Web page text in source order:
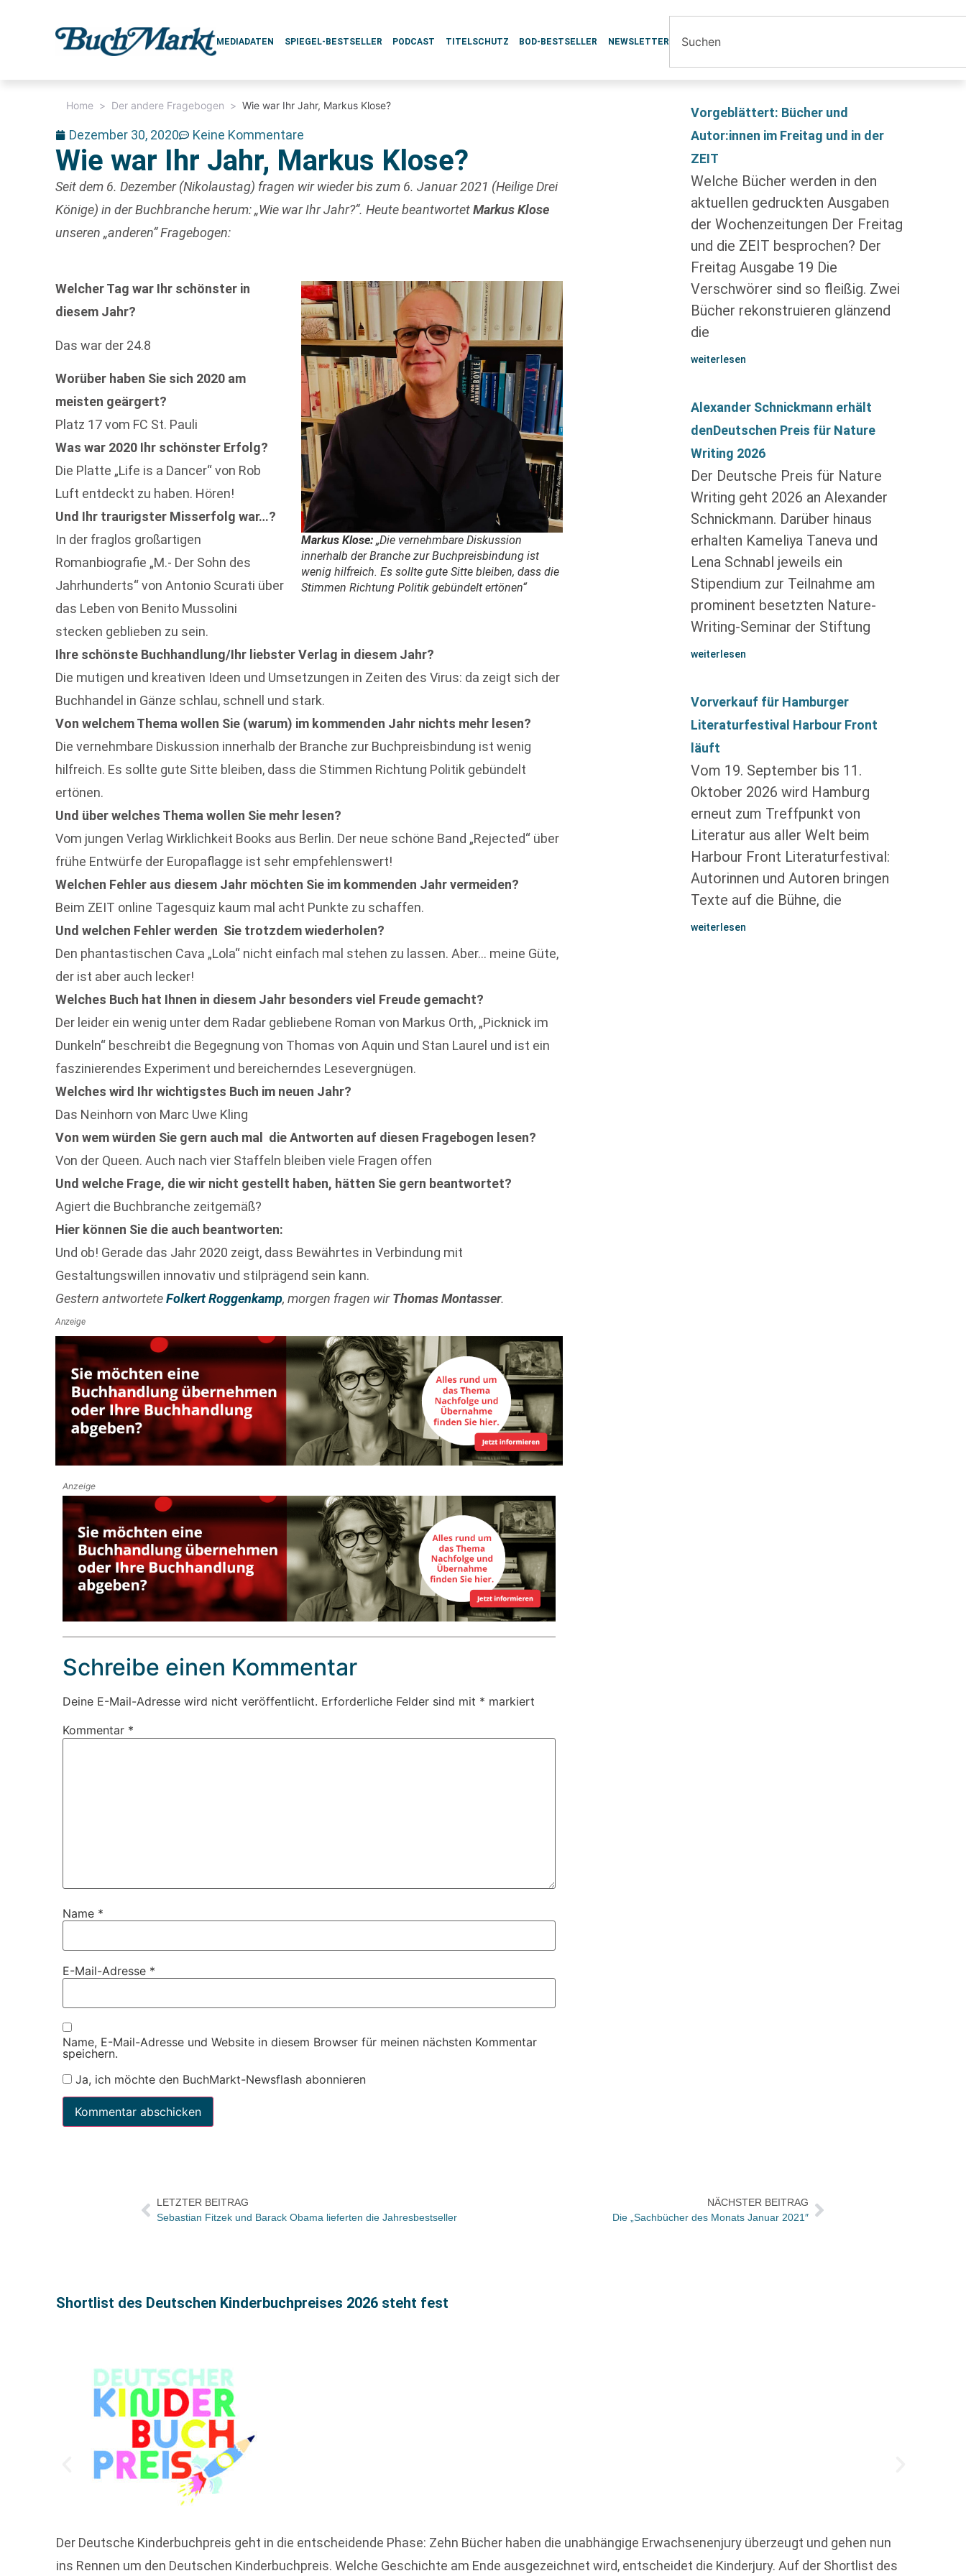
MEDIADATEN SPIEGEL-BESTSELLER PODCAST TITELSCHUTZ BOD-BESTSELLER NEWSLETTER
Home > Der andere Fragebogen > Wie war Ihr Jahr, Markus Klose?
Dezember 30, 2020 Keine Kommentare
Wie war Ihr Jahr, Markus Klose?
Seit dem 6. Dezember (Nikolaustag) fragen wir wieder bis zum 6. Januar 2021 (Heilige Drei
Könige) in der Buchbranche herum: „Wie war Ihr Jahr?“. Heute beantwortetMarkus Klose
unseren „anderen“ Fragebogen:
Markus Klose:„Die vernehmbare Diskussion
innerhalb der Branche zur Buchpreisbindung ist
wenig hilfreich. Es sollte gute Sitte bleiben, dass die
Stimmen Richtung Politik gebündelt ertönen“
Welcher Tag war Ihr schönster in
diesem Jahr?
Das war der 24.8
Worüber haben Sie sich 2020 am
meisten geärgert?
Platz 17 vom FC St. Pauli
Was war 2020 Ihr schönster Erfolg?
Die Platte „Life is a Dancer“ von Rob
Luft entdeckt zu haben. Hören!
Und Ihr traurigster Misserfolg war…?
In der fraglos großartigen
Romanbiografie „M.- Der Sohn des
Jahrhunderts“ von Antonio Scurati über
das Leben von Benito Mussolini
stecken geblieben zu sein.
Ihre schönste Buchhandlung/Ihr liebster Verlag in diesem Jahr?
Die mutigen und kreativen Ideen und Umsetzungen in Zeiten des Virus: da zeigt sich der
Buchhandel in Gänze schlau, schnell und stark.
Von welchem Thema wollen Sie (warum) im kommenden Jahr nichts mehr lesen?
Die vernehmbare Diskussion innerhalb der Branche zur Buchpreisbindung ist wenig
hilfreich. Es sollte gute Sitte bleiben, dass die Stimmen Richtung Politik gebündelt
ertönen.
Und über welches Thema wollen Sie mehr lesen?
Vom jungen Verlag Wirklichkeit Books aus Berlin. Der neue schöne Band „Rejected“ über
frühe Entwürfe der Europaflagge ist sehr empfehlenswert!
Welchen Fehler aus diesem Jahr möchten Sie im kommenden Jahr vermeiden?
Beim ZEIT online Tagesquiz kaum mal acht Punkte zu schaffen.
Und welchen Fehler werden Sie trotzdem wiederholen?
Den phantastischen Cava „Lola“ nicht einfach mal stehen zu lassen. Aber… meine Güte,
der ist aber auch lecker!
Welches Buch hat Ihnen in diesem Jahr besonders viel Freude gemacht?
Der leider ein wenig unter dem Radar gebliebene Roman von Markus Orth, „Picknick im
Dunkeln“ beschreibt die Begegnung von Thomas von Aquin und Stan Laurel und ist ein
faszinierendes Experiment und bereicherndes Lesevergnügen.
Welches wird Ihr wichtigstes Buch im neuen Jahr?
Das Neinhorn von Marc Uwe Kling
Von wem würden Sie gern auch mal die Antworten auf diesen Fragebogen lesen?
Von der Queen. Auch nach vier Staffeln bleiben viele Fragen offen
Und welche Frage, die wir nicht gestellt haben, hätten Sie gern beantwortet?
Agiert die Buchbranche zeitgemäß?
Hier können Sie die auch beantworten:
Und ob! Gerade das Jahr 2020 zeigt, dass Bewährtes in Verbindung mit
Gestaltungswillen innovativ und stilprägend sein kann.
Gestern antworteteFolkert Roggenkamp, morgen fragen wirThomas Montasser.
Anzeige
Anzeige
Schreibe einen Kommentar
Deine E-Mail-Adresse wird nicht veröffentlicht. Erforderliche Felder sind mit * markiert
Kommentar *
Name *
E-Mail-Adresse *
Name, E-Mail-Adresse und Website in diesem Browser für meinen nächsten Kommentar
speichern.
Ja, ich möchte den BuchMarkt-Newsflash abonnieren
Vorgeblättert: Bücher und
Autor:innen im Freitag und in der
ZEIT
Welche Bücher werden in den
aktuellen gedruckten Ausgaben
der Wochenzeitungen Der Freitag
und die ZEIT besprochen? Der
Freitag Ausgabe 19 Die
Verschwörer sind so fleißig. Zwei
Bücher rekonstruieren glänzend
die
weiterlesen
Alexander Schnickmann erhält
denDeutschen Preis für Nature
Writing 2026
Der Deutsche Preis für Nature
Writing geht 2026 an Alexander
Schnickmann. Darüber hinaus
erhalten Kameliya Taneva und
Lena Schnabl jeweils ein
Stipendium zur Teilnahme am
prominent besetzten Nature-
Writing-Seminar der Stiftung
weiterlesen
Vorverkauf für Hamburger
Literaturfestival Harbour Front
läuft
Vom 19. September bis 11.
Oktober 2026 wird Hamburg
erneut zum Treffpunkt von
Literatur aus aller Welt beim
Harbour Front Literaturfestival:
Autorinnen und Autoren bringen
Texte auf die Bühne, die
weiterlesen
LETZTER BEITRAG
Sebastian Fitzek und Barack Obama lieferten die Jahresbestseller
NÄCHSTER BEITRAG
Die „Sachbücher des Monats Januar 2021″
Shortlist des Deutschen Kinderbuchpreises 2026 steht fest
Der Deutsche Kinderbuchpreis geht in die entscheidende Phase: Zehn Bücher haben die unabhängige Erwachsenenjury überzeugt und gehen nun
ins Rennen um den Deutschen Kinderbuchpreis. Welche Geschichte am Ende ausgezeichnet wird, entscheidet die Kinderjury. Auf der Shortlist des